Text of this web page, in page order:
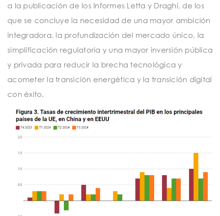
a la publicación de los Informes Letta y Draghi, de los
que se concluye la necesidad de una mayor ambición
integradora, la profundización del mercado único, la
simplificación regulatoria y una mayor inversión pública
y privada para reducir la brecha tecnológica y
acometer la transición energética y la transición digital
con éxito.